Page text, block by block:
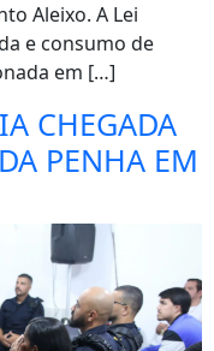
Aleixo. A Lei
e consumo de
em […]
CHEGADA
PENHA EM